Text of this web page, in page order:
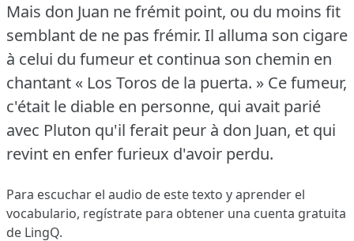
Mais don Juan ne frémit point, ou du moins fit
semblant de ne pas frémir. Il alluma son cigare
à celui du fumeur et continua son chemin en
chantant « Los Toros de la puerta. » Ce fumeur,
c'était le diable en personne, qui avait parié
avec Pluton qu'il ferait peur à don Juan, et qui
revint en enfer furieux d'avoir perdu.
Para escuchar el audio de este texto y aprender el
vocabulario, regístrate para obtener una cuenta gratuita
de LingQ.